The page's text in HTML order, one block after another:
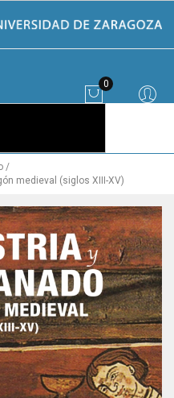
0
medieval (siglos XIII-XV)